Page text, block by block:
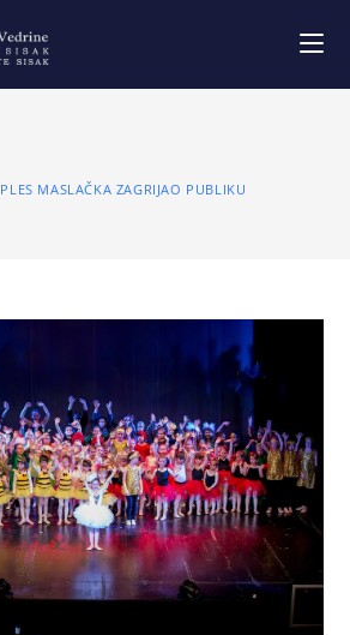
PLES MASLAČKA ZAGRIJAO PUBLIKU